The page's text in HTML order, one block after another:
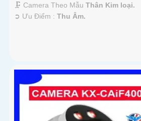
🗜️ Camera Theo Mẫu Thân Kim loại.
️➲ Ưu Điểm : Thu Âm.